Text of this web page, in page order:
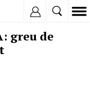
greu de